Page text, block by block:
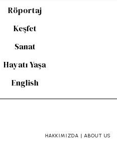
Röportaj
Keşfet
Sanat
Hayatı Yaşa
English
HAKKIMIZDA | ABOUT US